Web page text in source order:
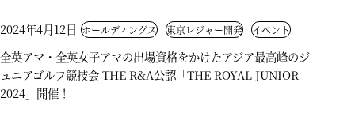
2024年4月12日 ホールディングス 東京レジャー開発 イベント
全英アマ・全英女子アマの出場資格をかけたアジア最高峰のジ
ュニアゴルフ競技会 THE R&A公認「THE ROYAL JUNIOR
2024」開催！